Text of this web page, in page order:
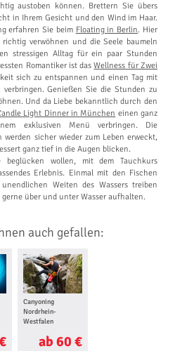
austoben können. Brettern Sie übers
in Ihrem Gesicht und den Wind im Haar.
erfahren Sie beim Floating in Berlin. Hier
verwöhnen und die Seele baumeln
stressigen Alltag für ein paar Stunden
Romantiker ist dasWellness für Zwei
sich zu entspannen und einen Tag mit
Genießen Sie die Stunden zu
Und da Liebe bekanntlich durch den
Light Dinner in München einen ganz
exklusiven Menü verbringen. Die
sicher wieder zum Leben erweckt,
ganz tief in die Augen blicken.
beglücken wollen, mit dem Tauchkurs
Erlebnis. Einmal mit den Fischen
Weiten des Wassers treiben
über und unter Wasser aufhalten.
auch gefallen:
Canyoning
Nordrhein-
Westfalen
ab 60 €